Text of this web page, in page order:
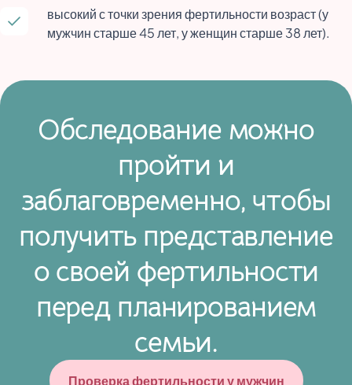
высокий с точки зрения фертильности возраст (у
мужчин старше 45 лет, у женщин старше 38 лет).
Обследование можно
пройти и
заблаговременно, чтобы
получить представление
о своей фертильности
перед планированием
семьи.
Проверка фертильности у мужчин